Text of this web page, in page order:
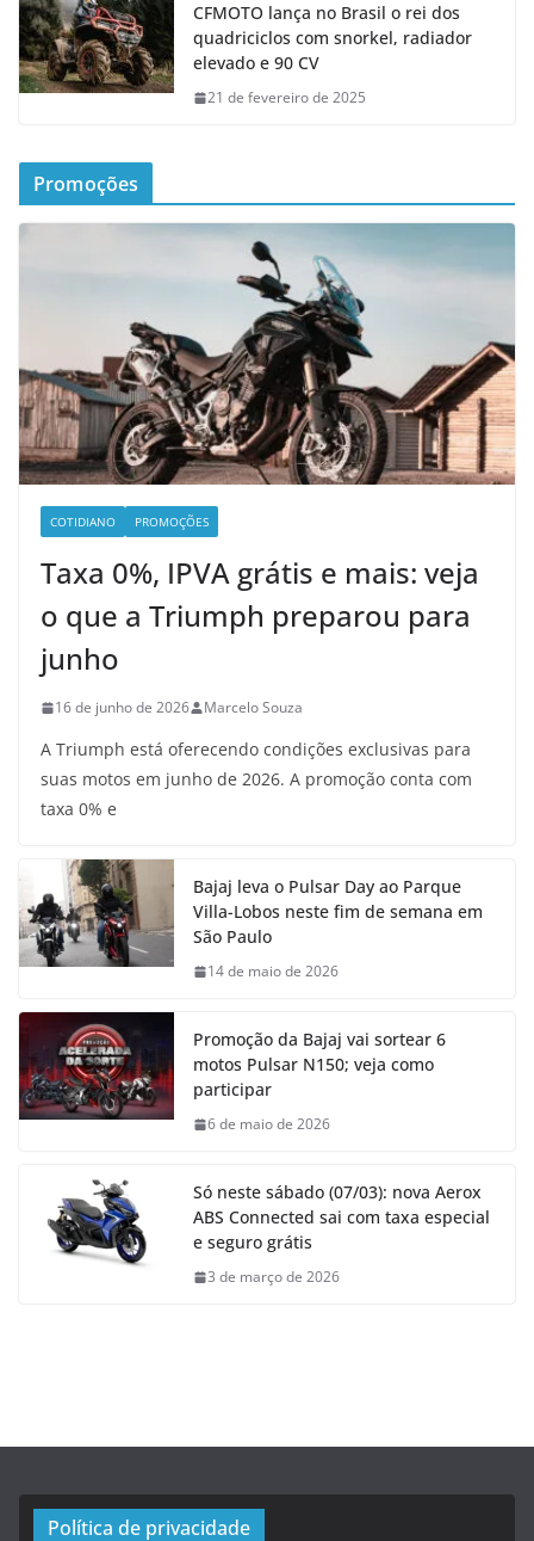
CFMOTO lança no Brasil o rei dos
quadriciclos com snorkel, radiador
elevado e 90 CV
21 de fevereiro de 2025
Promoções
COTIDIANO PROMOÇÕES
Taxa 0%, IPVA grátis e mais: veja
o que a Triumph preparou para
junho
16 de junho de 2026 Marcelo Souza
A Triumph está oferecendo condições exclusivas para
suas motos em junho de 2026. A promoção conta com
taxa 0% e
Bajaj leva o Pulsar Day ao Parque
Villa-Lobos neste fim de semana em
São Paulo
14 de maio de 2026
Promoção da Bajaj vai sortear 6
motos Pulsar N150; veja como
participar
6 de maio de 2026
Só neste sábado (07/03): nova Aerox
ABS Connected sai com taxa especial
e seguro grátis
3 de março de 2026
Política de privacidade